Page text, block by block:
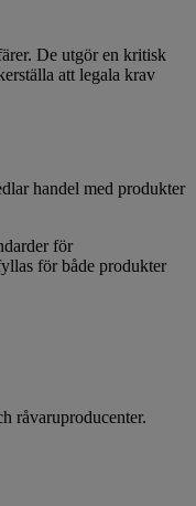
De utgör en kritisk
att legala krav
handel med produkter
för
för både produkter
råvaruproducenter.